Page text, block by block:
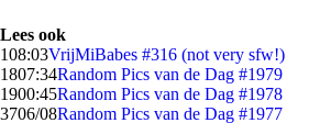
Lees ook
108:03VrijMiBabes #316 (not very sfw!)
1807:34Random Pics van de Dag #1979
1900:45Random Pics van de Dag #1978
3706/08Random Pics van de Dag #1977